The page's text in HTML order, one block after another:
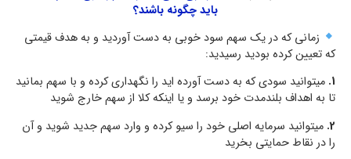
باید چگونه باشند؟
زمانی که در یک سهم سود خوبی به دست آوردید و به هدف قیمتی
که تعیین کرده بودید رسیدید:
میتوانید سودی که به دست آورده اید را نگهداری کرده و با سهم بمانید
تا به اهداف بلندمدت خود برسد و یا اینکه کلا از سهم خارج شوید
میتوانید سرمایه اصلی خود را سیو کرده و وارد سهم جدید شوید و آن
را در نقاط حمایتی بخرید